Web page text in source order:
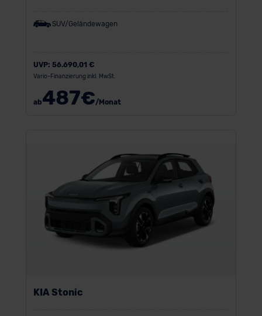
SUV/Geländewagen
UVP: 56.690,01 €
Vario-Finanzierung inkl. MwSt.
ab487€/Monat
KIA Stonic